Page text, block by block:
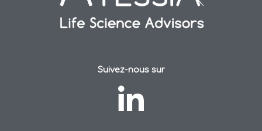
Suivez-nous sur